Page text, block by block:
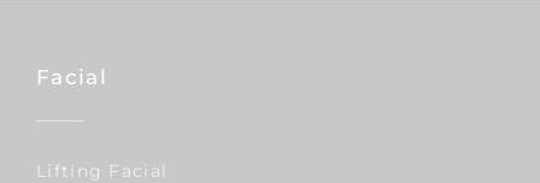
Facial
Lifting Facial